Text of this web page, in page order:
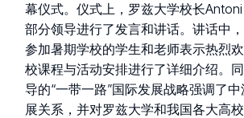
幕仪式。仪式上，罗兹大学校长
部分领导进行了发言和讲话。讲话中
参加暑期学校的学生和老师表示热烈
校课程与活动安排进行了详细介绍。
导的“一带一路”国际发展战略强调了
展关系，并对罗兹大学和我国各大高